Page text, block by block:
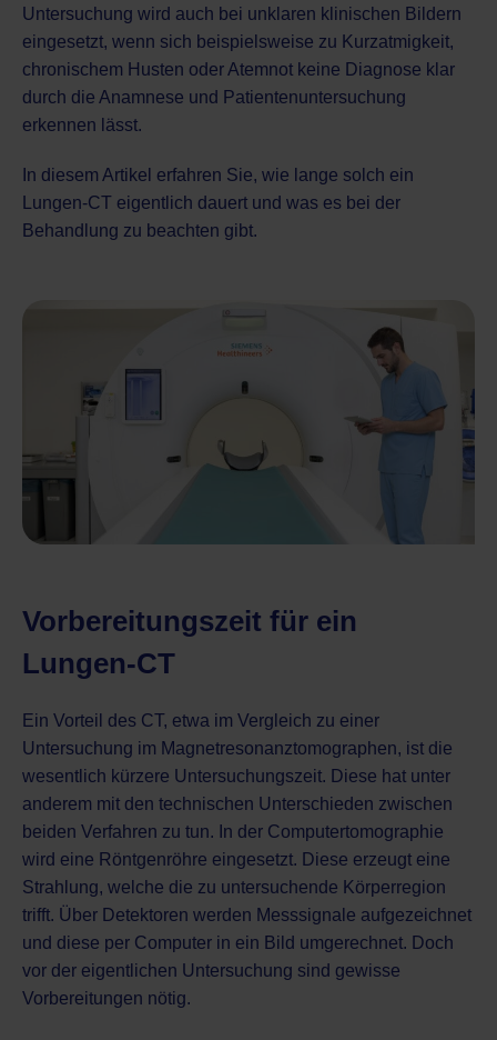
Untersuchung wird auch bei unklaren klinischen Bildern
eingesetzt, wenn sich beispielsweise zu Kurzatmigkeit,
chronischem Husten oder Atemnot keine Diagnose klar
durch die Anamnese und Patientenuntersuchung
erkennen lässt.
In diesem Artikel erfahren Sie, wie lange solch ein
Lungen-CT eigentlich dauert und was es bei der
Behandlung zu beachten gibt.
Vorbereitungszeit für ein
Lungen-CT
Ein Vorteil des CT, etwa im Vergleich zu einer
Untersuchung im Magnetresonanztomographen, ist die
wesentlich kürzere Untersuchungszeit. Diese hat unter
anderem mit den technischen Unterschieden zwischen
beiden Verfahren zu tun. In der Computertomographie
wird eine Röntgenröhre eingesetzt. Diese erzeugt eine
Strahlung, welche die zu untersuchende Körperregion
trifft. Über Detektoren werden Messsignale aufgezeichnet
und diese per Computer in ein Bild umgerechnet. Doch
vor der eigentlichen Untersuchung sind gewisse
Vorbereitungen nötig.